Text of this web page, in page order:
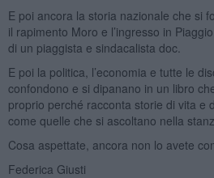
E poi ancora la storia nazionale che si
il rapimento Moro e l’ingresso in
di un piaggista e sindacalista doc.
E poi la politica, l’economia e tutte le
confondono e si dipanano in un libro
proprio perché racconta storie di vita e
come quelle che si ascoltano nella
Cosa aspettate, ancora non lo avete
Federica Giusti